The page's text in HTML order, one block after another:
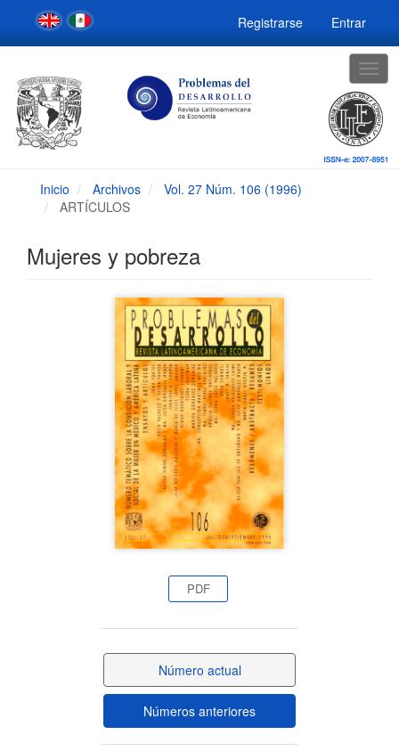
Navegación
principal
Contenido
Barra
lateral
Registrarse Entrar
Inicio Archivos
Vol. 27 Núm. 106 (1996)
ARTÍCULOS
Mujeres y pobreza
PDF
Número actual
Números anteriores